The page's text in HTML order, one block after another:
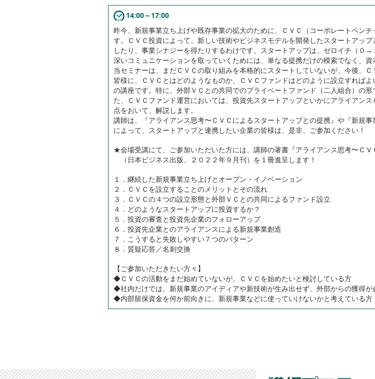
14:00～17:00
昨今、新規事業立ち上げや既存事業の拡大のために、ＣＶＣ（コーポレートベン
す。ＣＶＣ投資によって、新しい技術やビジネスモデルを開発したスタートアッ
したり、事業シナジーを得たりするわけです。スタートアップは、ゼロイチ（０
深いコミュニケーションを取っていくためには、単なる提携だけの模索でなく、資
当セミナーは、まだＣＶＣの取り組みを本格的にスタートしていないが、今後、
皆様に、ＣＶＣとはどのようなものか、ＣＶＣファンドはどのように設立すれば
の講座です。特に、外部ＶＣとの共同でのプライベートファンド（二人組合）の
た、ＣＶＣファンド運営においては、投資先スタートアップといかにアライアン
点をおいて、解説します。
講師は、『アライアンス思考〜ＣＶＣによるスタートアップとの提携』や『新規
によって、スタートアップと連携したい企業の皆様は、是非、ご参加ください！
★会場受講にて、ご参加いただいた方には、講師の著書『アライアンス思考〜ＣＶ
（日本ビジネス出版、２０２２年９月刊）を１冊進呈します！
１．継続した新規事業立ち上げとオープン・イノベーション
２．ＣＶＣを設立することのメリットとその流れ
３．ＣＶＣの４つの設立形態と外部ＶＣとの共同によるファンド設立
４．どのようなスタートアップに投資するか？
５．投資の審査と投資先企業のフォローアップ
６．投資先企業とのアライアンスによる新規事業創造
７．こうすると失敗しやすい７つのパターン
８．質疑応答／名刺交換
【ご参加いただきたい方々】
◆ＣＶＣの活動をまだ始めていないが、ＣＶＣを始めたいと検討している方
◆社内だけでは、新規事業のアイディアや新技術が生み出せず、外部からの獲得が
◆内部留保資金を何か前向きに、新規事業などに使っていけないかと考えている方